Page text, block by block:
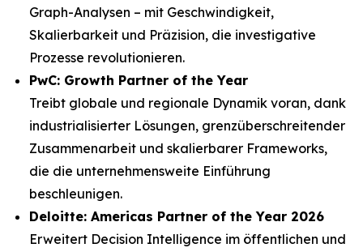
Graph-Analysen – mit Geschwindigkeit,
Skalierbarkeit und Präzision, die investigative
Prozesse revolutionieren.
PwC: Growth Partner of the Year
Treibt globale und regionale Dynamik voran, dank
industrialisierter Lösungen, grenzüberschreitender
Zusammenarbeit und skalierbarer Frameworks,
die die unternehmensweite Einführung
beschleunigen.
Deloitte: Americas Partner of the Year 2026
Erweitert Decision Intelligence im öffentlichen und